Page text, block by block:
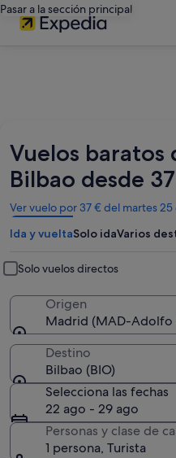
Pasar a la sección principal
Vuelos baratos
Bilbao desde
Ver vuelo por 37 € del martes
Se
abre
en
ventana
nueva
Ida y vueltaSolo idaVarios
Solo vuelos directos
Origen
Madrid (MAD-Adolfo
Destino
Bilbao (BIO)
Selecciona las fechas
22 ago - 29 ago
Personas y clase de
1 persona, Turista